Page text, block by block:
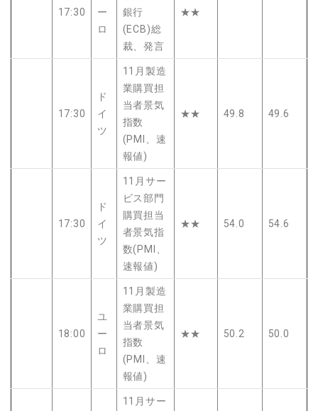
17:30
ー
ロ
銀行
(ECB)総
裁、発言
★★
17:30
ド
イ
ツ
11月製造
業購買担
当者景気
指数
(PMI、速
報値)
★★ 49.8 49.6
17:30
ド
イ
ツ
11月サー
ビス部門
購買担当
者景気指
数(PMI、
速報値)
★★ 54.0 54.6
18:00
ユ
ー
ロ
11月製造
業購買担
当者景気
指数
(PMI、速
報値)
★★ 50.2 50.0
11月サー